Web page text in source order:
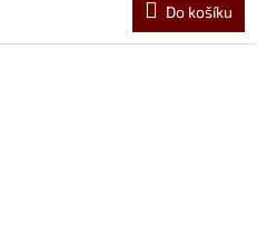
Do košíku